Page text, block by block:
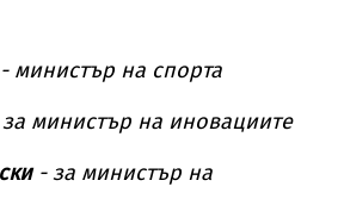
- министър на спорта
министър на иновациите
- за министър на